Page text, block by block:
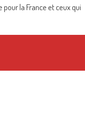
pour la France et ceux qui